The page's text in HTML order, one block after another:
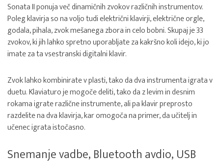
Sonata II ponuja več dinamičnih zvokov različnih instrumentov.
Poleg klavirja so na voljo tudi električni klavirji, električne orgle,
godala, pihala, zvok mešanega zbora in celo bobni. Skupaj je 33
zvokov, ki jih lahko spretno uporabljate za kakršno koli idejo, ki jo
imate za ta vsestranski digitalni klavir.
Zvok lahko kombinirate v plasti, tako da dva instrumenta igrata v
duetu. Klaviaturo je mogoče deliti, tako da z levim in desnim
rokama igrate različne instrumente, ali pa klavir preprosto
razdelite na dva klavirja, kar omogoča na primer, da učitelj in
učenec igrata istočasno.
Snemanje vadbe, Bluetooth avdio, USB